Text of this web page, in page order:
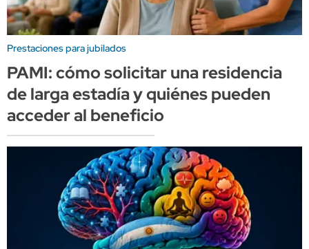
Prestaciones para jubilados
PAMI: cómo solicitar una residencia
de larga estadía y quiénes pueden
acceder al beneficio